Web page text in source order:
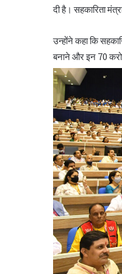
दी है। सहकारिता
उन्होंने कहा कि
बनाने और इन 70